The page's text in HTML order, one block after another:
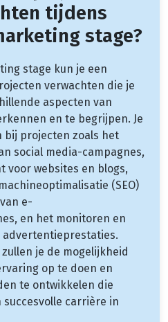
tijdens
stage?
stage kun je een
verwachten die je
aspecten van
en te begrijpen. Je
projecten zoals het
social media-campagnes,
voor websites en blogs,
(SEO)
e-
en het monitoren en
advertentieprestaties.
je de mogelijkheid
op te doen en
te ontwikkelen die
carrière in